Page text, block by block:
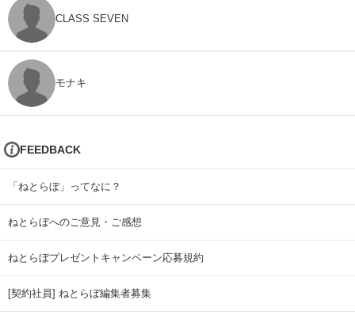
CLASS SEVEN
モナキ
FEEDBACK
「ねとらぼ」ってなに？
ねとらぼへのご意見・ご感想
ねとらぼプレゼントキャンペーン応募規約
[契約社員] ねとらぼ編集者募集